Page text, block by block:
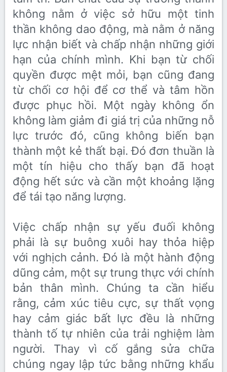
không nằm ở việc sở hữu một tinh
thần không dao động, mà nằm ở năng
lực nhận biết và chấp nhận những giới
hạn của chính mình. Khi bạn từ chối
quyền được mệt mỏi, bạn cũng đang
từ chối cơ hội để cơ thể và tâm hồn
được phục hồi. Một ngày không ổn
không làm giảm đi giá trị của những nỗ
lực trước đó, cũng không biến bạn
thành một kẻ thất bại. Đó đơn thuần là
một tín hiệu cho thấy bạn đã hoạt
động hết sức và cần một khoảng lặng
để tái tạo năng lượng.
Việc chấp nhận sự yếu đuối không
phải là sự buông xuôi hay thỏa hiệp
với nghịch cảnh. Đó là một hành động
dũng cảm, một sự trung thực với chính
bản thân mình. Chúng ta cần hiểu
rằng, cảm xúc tiêu cực, sự thất vọng
hay cảm giác bất lực đều là những
thành tố tự nhiên của trải nghiệm làm
người. Thay vì cố gắng sửa chữa
chúng ngay lập tức bằng những khẩu